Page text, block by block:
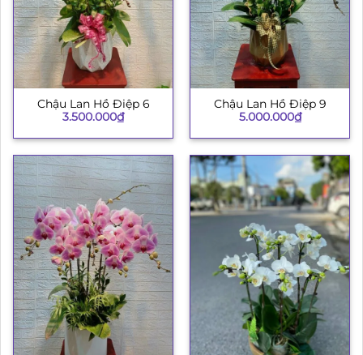
Chậu Lan Hồ Điệp 6
3.500.000₫
Chậu Lan Hồ Điệp 9
5.000.000₫